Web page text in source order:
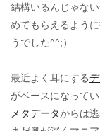
結構いるんじゃな
めてもらえるよう
うでした^^;）
最近よく耳にする
がベースになってい
メタデータからは